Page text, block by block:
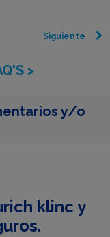
Siguiente
>
y/o
klinc y